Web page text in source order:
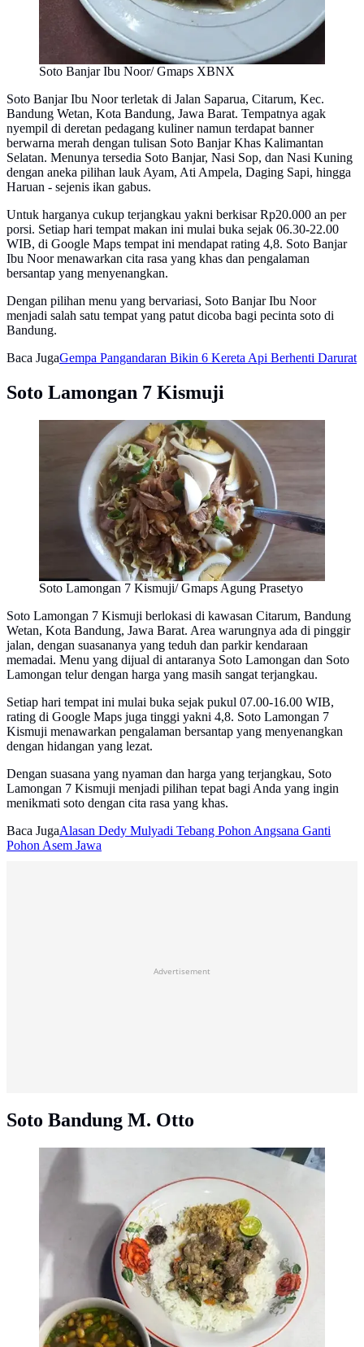
Soto Banjar Ibu Noor/ Gmaps XBNX
Soto Banjar Ibu Noor terletak di Jalan Saparua, Citarum, Kec.
Bandung Wetan, Kota Bandung, Jawa Barat. Tempatnya agak
nyempil di deretan pedagang kuliner namun terdapat banner
berwarna merah dengan tulisan Soto Banjar Khas Kalimantan
Selatan. Menunya tersedia Soto Banjar, Nasi Sop, dan Nasi Kuning
dengan aneka pilihan lauk Ayam, Ati Ampela, Daging Sapi, hingga
Haruan - sejenis ikan gabus.
Untuk harganya cukup terjangkau yakni berkisar Rp20.000 an per
porsi. Setiap hari tempat makan ini mulai buka sejak 06.30-22.00
WIB, di Google Maps tempat ini mendapat rating 4,8. Soto Banjar
Ibu Noor menawarkan cita rasa yang khas dan pengalaman
bersantap yang menyenangkan.
Dengan pilihan menu yang bervariasi, Soto Banjar Ibu Noor
menjadi salah satu tempat yang patut dicoba bagi pecinta soto di
Bandung.
Baca JugaGempa Pangandaran Bikin 6 Kereta Api Berhenti Darurat
Soto Lamongan 7 Kismuji
Soto Lamongan 7 Kismuji/ Gmaps Agung Prasetyo
Soto Lamongan 7 Kismuji berlokasi di kawasan Citarum, Bandung
Wetan, Kota Bandung, Jawa Barat. Area warungnya ada di pinggir
jalan, dengan suasananya yang teduh dan parkir kendaraan
memadai. Menu yang dijual di antaranya Soto Lamongan dan Soto
Lamongan telur dengan harga yang masih sangat terjangkau.
Setiap hari tempat ini mulai buka sejak pukul 07.00-16.00 WIB,
rating di Google Maps juga tinggi yakni 4,8. Soto Lamongan 7
Kismuji menawarkan pengalaman bersantap yang menyenangkan
dengan hidangan yang lezat.
Dengan suasana yang nyaman dan harga yang terjangkau, Soto
Lamongan 7 Kismuji menjadi pilihan tepat bagi Anda yang ingin
menikmati soto dengan cita rasa yang khas.
Baca JugaAlasan Dedy Mulyadi Tebang Pohon Angsana Ganti
Pohon Asem Jawa
Advertisement
Soto Bandung M. Otto